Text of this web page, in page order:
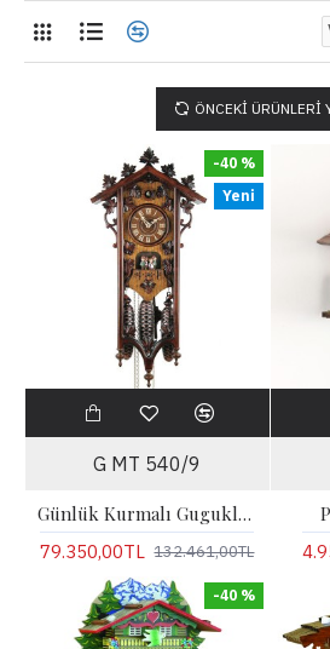
ÖNCEKI ÜRÜNLERI
Yeni
-40 %
G MT 540/9
Günlük Kurmalı Guguklu Duvar Saati
79.350,00TL 132.461,00TL
-40 %